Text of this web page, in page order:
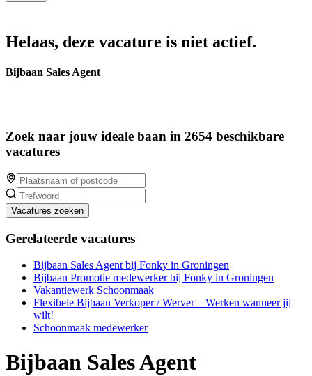
Helaas, deze vacature is niet actief.
Bijbaan Sales Agent
Zoek naar jouw ideale baan in 2654 beschikbare
vacatures
Vacatures zoeken
Gerelateerde vacatures
Bijbaan Sales Agent bij Fonky in Groningen
Bijbaan Promotie medewerker bij Fonky in Groningen
Vakantiewerk Schoonmaak
Flexibele Bijbaan Verkoper / Werver – Werken wanneer jij
wilt!
Schoonmaak medewerker
Bijbaan Sales Agent